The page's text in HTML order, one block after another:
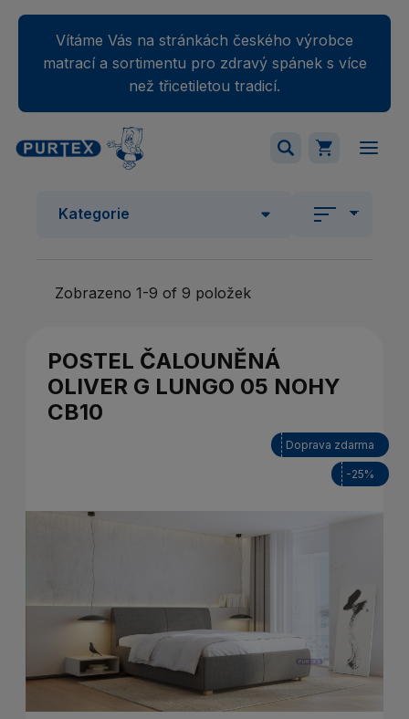
Vítáme Vás na stránkách českého výrobce
matrací a sortimentu pro zdravý spánek s více
než třicetiletou tradicí.
Kategorie
Zobrazeno 1-9 of 9 položek
POSTEL ČALOUNĚNÁ
OLIVER G LUNGO 05 NOHY
CB10
-25%
Doprava zdarma